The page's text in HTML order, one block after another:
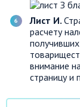
Лист И.
расчету
внимание
страницу и